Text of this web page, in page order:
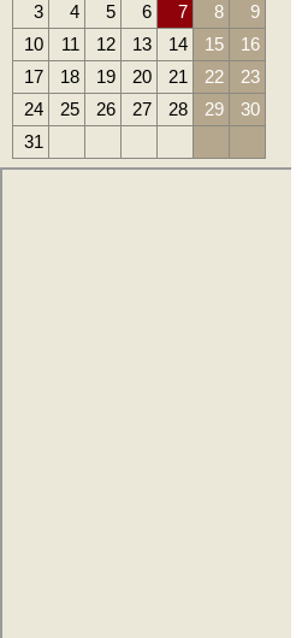
3
4 5 6 7 8
9
10
11 12 13 14 15
16
17
18 19 20 21 22
23
24
25 26 27 28 29
30
31